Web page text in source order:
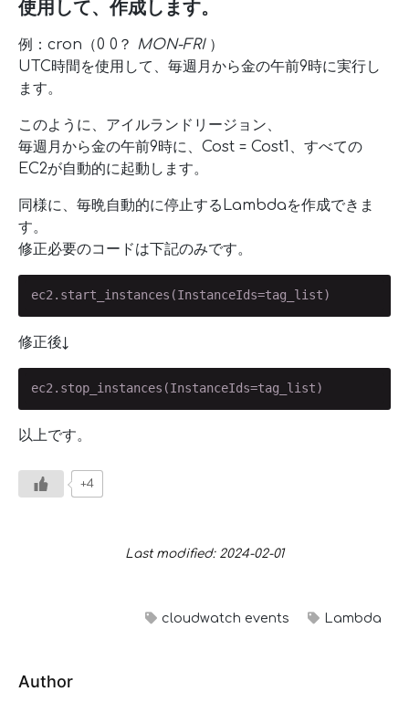
使用して、作成します。
例：cron（0 0？ MON-FRI ）
UTC時間を使用して、毎週月から金の午前9時に実行し
ます。
このように、アイルランドリージョン、
毎週月から金の午前9時に、Cost = Cost1、すべての
EC2が自動的に起動します。
同様に、毎晩自動的に停止するLambdaを作成できま
す。
修正必要のコードは下記のみです。
ec2.start_instances(InstanceIds=tag_list)
修正後↓
ec2.stop_instances(InstanceIds=tag_list)
以上です。
+4
Last modified: 2024-02-01
cloudwatch events Lambda
Author